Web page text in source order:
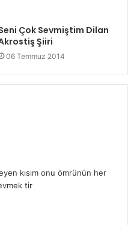
Çok Sevmiştim Dilan
Şiiri
06 Temmuz 2014
kısım onu ömrünün her
tir